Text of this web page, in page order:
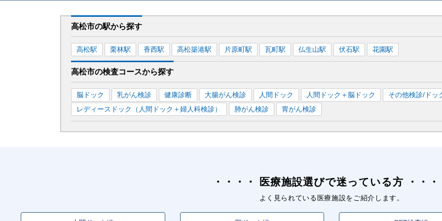
高松市の駅から探す
高松駅 栗林駅 香西駅 高松築港駅 片原町駅 瓦町駅 仏生山駅 伏石駅 花園駅
高松市の検査コースから探す
脳ドック 乳がん検診 健康診断 大腸がん検診 人間ドック 人間ドック＋脳ドック その他検診/ドッ
レディースドック（人間ドック＋婦人科検診）
肺がん検診 胃がん検診
医療施設選びで迷っている方
よく見られている医療施設をご紹介します。